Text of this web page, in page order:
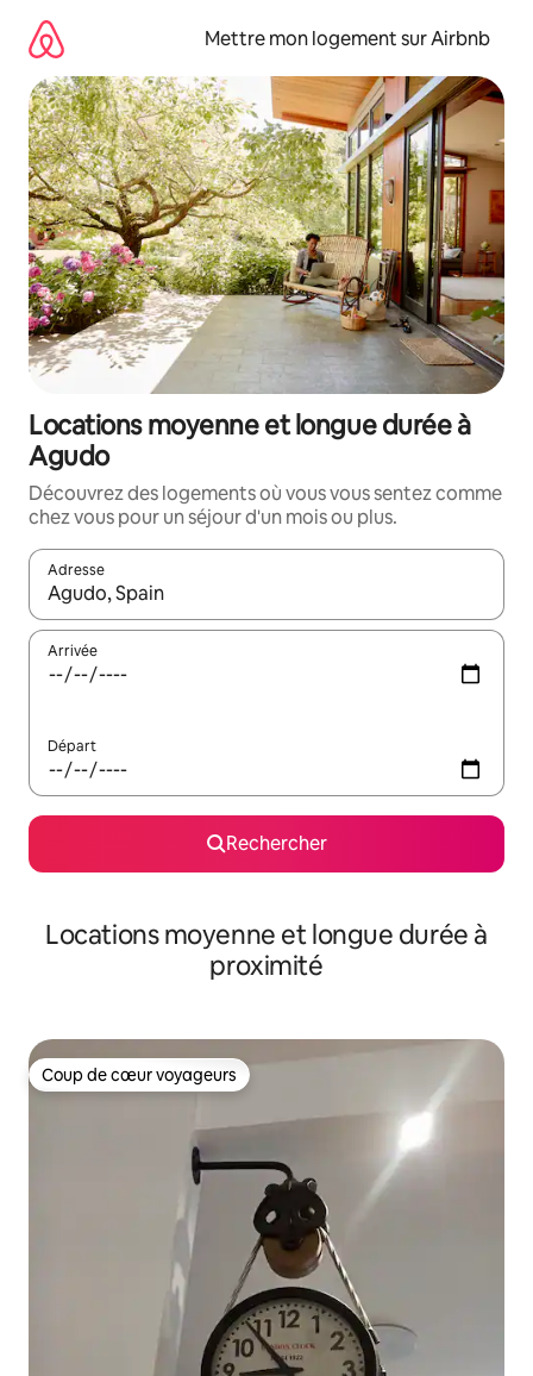
directement
contenu
Mettre mon logement sur Airbnb
Locations moyenne et longue durée à
Agudo
Découvrez des logements où vous vous sentez comme
chez vous pour un séjour d'un mois ou plus.
Adresse
Lorsque les résultats s'affichent, utilisez les flèches vers le
Arrivée
Départ
Rechercher
Locations moyenne et longue durée à
proximité
Coup de cœur voyageurs
Coup de cœur voyageurs